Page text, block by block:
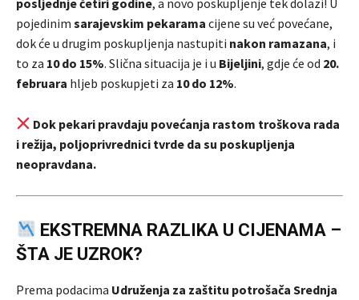
pojedinim sarajevskim pekarama cijene su već povećane,
dok će u drugim poskupljenja nastupiti nakon ramazana, i
to za 10 do 15%. Slična situacija je i u Bijeljini, gdje će od 20.
februara hljeb poskupjeti za 10 do 12%.
Dok pekari pravdaju povećanja rastom troškova rada
i režija, poljoprivrednici tvrde da su poskupljenja
neopravdana.
EKSTREMNA RAZLIKA U CIJENAMA –
ŠTA JE UZROK?
Prema podacima Udruženja za zaštitu potrošača Srednja